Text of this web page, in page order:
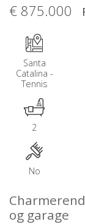
€ 875.000
Santa
Catalina -
Tennis
2
No
og garage